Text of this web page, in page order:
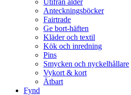
Utifrån ålder
Anteckningsböcker
Fairtrade
Ge bort-häften
Kläder och textil
Kök och inredning
Pins
Smycken och nyckelhållare
Vykort & kort
Ätbart
Fynd